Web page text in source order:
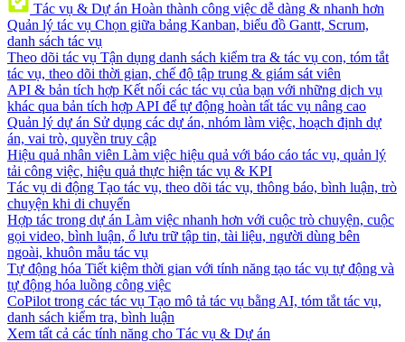
Tác vụ & Dự án Hoàn thành công việc dễ dàng & nhanh hơn
Quản lý tác vụ Chọn giữa bảng Kanban, biểu đồ Gantt, Scrum,
danh sách tác vụ
Theo dõi tác vụ Tận dụng danh sách kiểm tra & tác vụ con, tóm tắt
tác vụ, theo dõi thời gian, chế độ tập trung & giám sát viên
API & bản tích hợp Kết nối các tác vụ của bạn với những dịch vụ
khác qua bản tích hợp API để tự động hoàn tất tác vụ nâng cao
Quản lý dự án Sử dụng các dự án, nhóm làm việc, hoạch định dự
án, vai trò, quyền truy cập
Hiệu quả nhân viên Làm việc hiệu quả với báo cáo tác vụ, quản lý
tải công việc, hiệu quả thực hiện tác vụ & KPI
Tác vụ di động Tạo tác vụ, theo dõi tác vụ, thông báo, bình luận, trò
chuyện khi di chuyển
Hợp tác trong dự án Làm việc nhanh hơn với cuộc trò chuyện, cuộc
gọi video, bình luận, ổ lưu trữ tập tin, tài liệu, người dùng bên
ngoài, khuôn mẫu tác vụ
Tự động hóa Tiết kiệm thời gian với tính năng tạo tác vụ tự động và
tự động hóa luồng công việc
CoPilot trong các tác vụ Tạo mô tả tác vụ bằng AI, tóm tắt tác vụ,
danh sách kiểm tra, bình luận
Xem tất cả các tính năng cho Tác vụ & Dự án